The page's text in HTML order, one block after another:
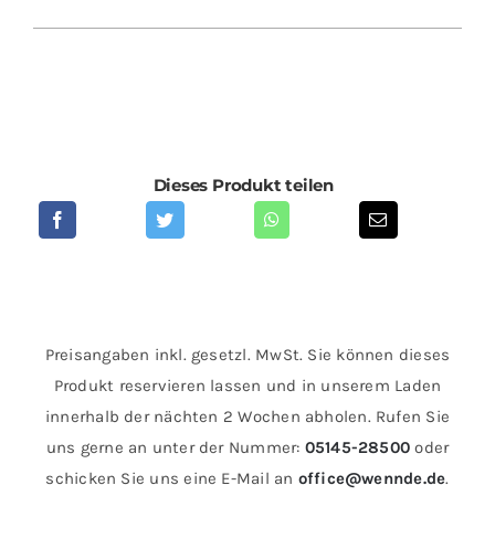
Dieses Produkt teilen
Preisangaben inkl. gesetzl. MwSt. Sie können dieses
Produkt reservieren lassen und in unserem Laden
innerhalb der nächten 2 Wochen abholen. Rufen Sie
uns gerne an unter der Nummer: 05145-28500 oder
schicken Sie uns eine E-Mail an office@wennde.de.